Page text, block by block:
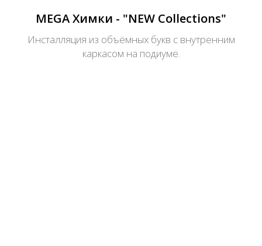
MEGA Химки - "NEW Collections"
Инсталляция из объёмных букв с внутренним
каркасом на подиуме.